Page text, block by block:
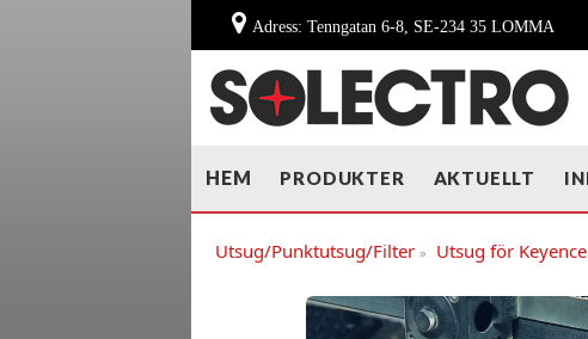
Adress: Tenngatan 6-8, SE-234 35 LOMMA
HEM PRODUKTER AKTUELLT
Utsug/Punktutsug/Filter » Utsug för